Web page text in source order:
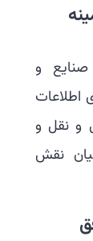
و
اطلاعات
و نقل و
نقش